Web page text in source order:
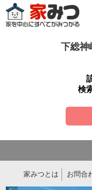
下総神
検
家みつとは お問合